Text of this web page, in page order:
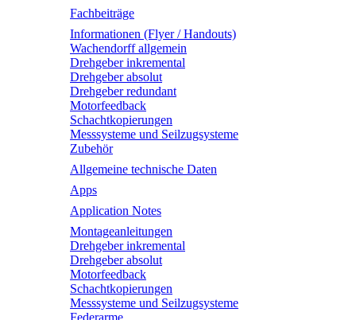
Fachbeiträge
Informationen (Flyer / Handouts)
Wachendorff allgemein
Drehgeber inkremental
Drehgeber absolut
Drehgeber redundant
Motorfeedback
Schachtkopierungen
Messsysteme und Seilzugsysteme
Zubehör
Allgemeine technische Daten
Apps
Application Notes
Montageanleitungen
Drehgeber inkremental
Drehgeber absolut
Motorfeedback
Schachtkopierungen
Messsysteme und Seilzugsysteme
Federarme